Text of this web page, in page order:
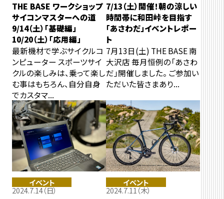
THE BASE ワークショップ
サイコンマスターへの道
9/14（土）「基礎編」
10/20（土）「応用編」
最新機材で学ぶサイクルコ
ンピューター スポーツサイ
クルの楽しみは、乗って楽し
む事はもちろん、自分自身
でカスタマ...
7/13（土）開催！朝の涼しい
時間帯に和田峠を目指す
「あさわだ」イベントレポー
ト
7月13日(土) THE BASE 南
大沢店 毎月恒例の「あさわ
だ」開催しました。 ご参加い
ただいた皆さまあり...
イベント
2024.7.14（日）
イベント
2024.7.11（木）